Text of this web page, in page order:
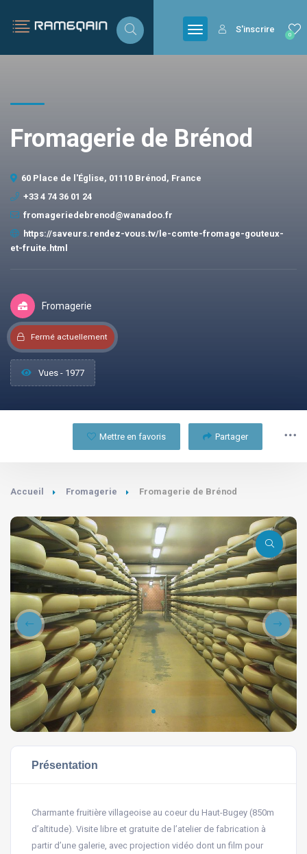
0
S'inscrire
Fromagerie de Brénod
60 Place de l'Église, 01110 Brénod, France
+33 4 74 36 01 24
fromageriedebrenod@wanadoo.fr
https://saveurs.rendez-vous.tv/le-comte-fromage-gouteux-
et-fruite.html
Fromagerie
Fermé actuellement
Vues - 1977
Mettre en favoris Partager
Accueil Fromagerie Fromagerie de Brénod
Présentation
Charmante fruitière villageoise au coeur du Haut-Bugey (850m
d’altitude). Visite libre et gratuite de l’atelier de fabrication à
partir d’une galerie, avec projection vidéo dont un film pour